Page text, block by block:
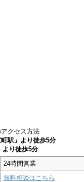
クセス方法
駅」より徒歩5分
より徒歩5分
24時間営業
無料相談はこちら